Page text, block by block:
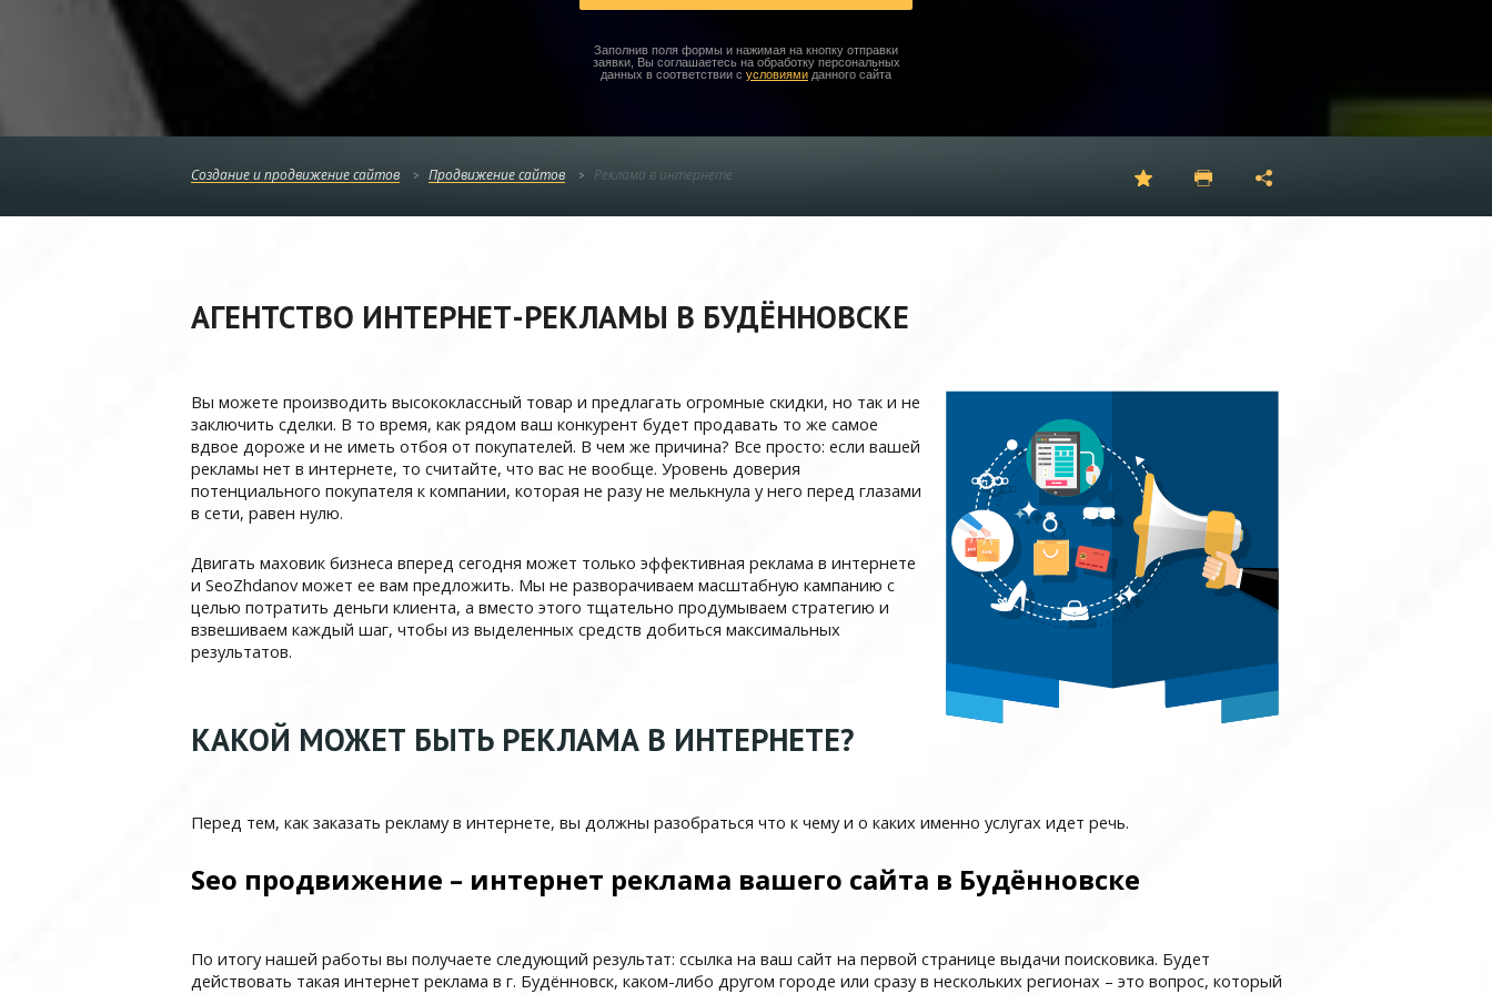
Заполнив поля формы и нажимая на кнопку отправки
заявки, Вы соглашаетесь на обработку персональных
данных в соответствии с условиями данного сайта
Создание и продвижение сайтов Продвижение сайтов Реклама в интернете
АГЕНТСТВО ИНТЕРНЕТ-РЕКЛАМЫ В БУДЁННОВСКЕ
Вы можете производить высококлассный товар и предлагать огромные скидки, но так и не
заключить сделки. В то время, как рядом ваш конкурент будет продавать то же самое
вдвое дороже и не иметь отбоя от покупателей. В чем же причина? Все просто: если вашей
рекламы нет в интернете, то считайте, что вас не вообще. Уровень доверия
потенциального покупателя к компании, которая не разу не мелькнула у него перед глазами
в сети, равен нулю.
Двигать маховик бизнеса вперед сегодня может только эффективная реклама в интернете
и SeoZhdanov может ее вам предложить. Мы не разворачиваем масштабную кампанию с
целью потратить деньги клиента, а вместо этого тщательно продумываем стратегию и
взвешиваем каждый шаг, чтобы из выделенных средств добиться максимальных
результатов.
КАКОЙ МОЖЕТ БЫТЬ РЕКЛАМА В ИНТЕРНЕТЕ?
Перед тем, как заказать рекламу в интернете, вы должны разобраться что к чему и о каких именно услугах идет речь.
Seo продвижение – интернет реклама вашего сайта в Будённовске
По итогу нашей работы вы получаете следующий результат: ссылка на ваш сайт на первой странице выдачи поисковика. Будет
действовать такая интернет реклама в г. Будённовск, каком-либо другом городе или сразу в нескольких регионах – это вопрос, который